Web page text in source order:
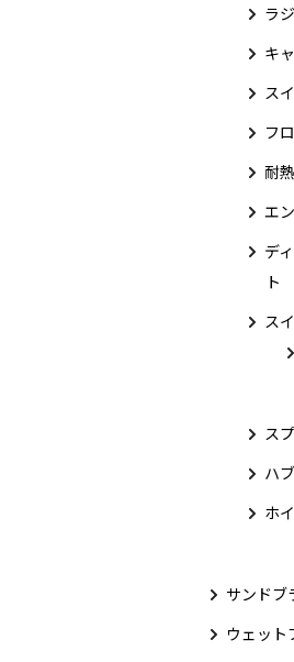
ラ
キ
ス
フ
耐熱
エ
デ
ト
ス
ス
ハブ
ホ
サンドブ
ウェット